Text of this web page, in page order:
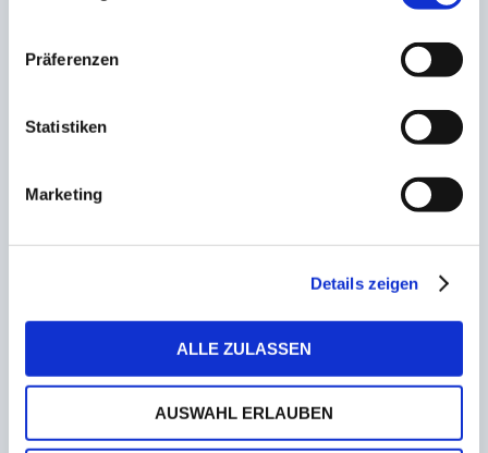
Präferenzen
Statistiken
Marketing
Details zeigen
ALLE ZULASSEN
AUSWAHL ERLAUBEN